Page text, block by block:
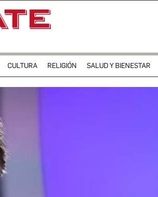
CULTURA RELIGIÓN SALUD Y BIENESTAR